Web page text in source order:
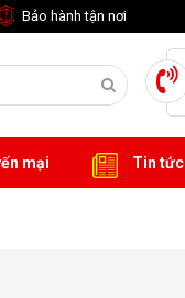
Bảo hành tận nơi
mại Tin tức